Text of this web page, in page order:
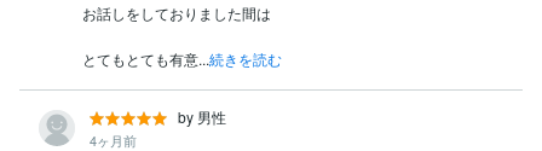
お話しをしておりました間は
とてもとても有意...続きを読む
by 男性
4ヶ月前